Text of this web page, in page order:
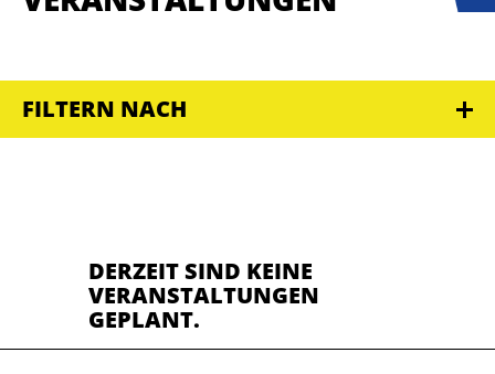
FILTERN NACH
DERZEIT SIND KEINE
VERANSTALTUNGEN
GEPLANT.